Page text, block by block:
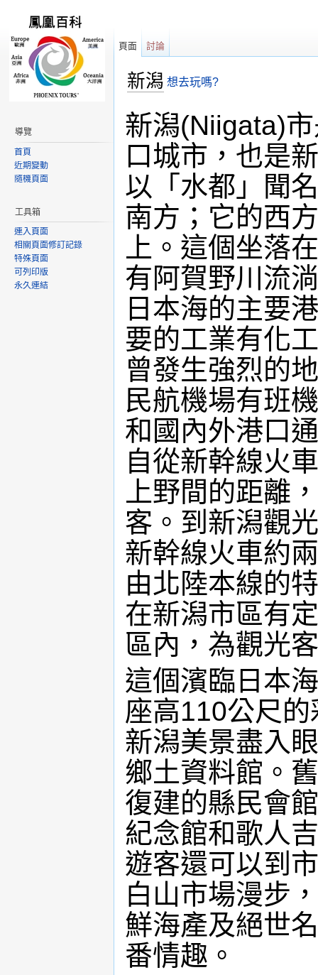
新潟 想去玩嗎?
新潟(Niigata)
口城市，也是
以「水都」聞
南方；它的西
上。這個坐落
有阿賀野川流
日本海的主要
要的工業有化
曾發生強烈的
民航機場有班
和國內外港口
自從新幹線火
上野間的距離
客。到新潟觀
新幹線火車約
由北陸本線的
在新潟市區有
區內，為觀光
這個濱臨日本
座高110公尺
新潟美景盡入
鄉土資料館。
復建的縣民會
紀念館和歌人
遊客還可以到
白山市場漫步
鮮海產及絕世
番情趣。
頁面 討論
導覽
首頁
近期變動
隨機頁面
工具箱
連入頁面
相關頁面修訂記錄
特殊頁面
可列印版
永久連結